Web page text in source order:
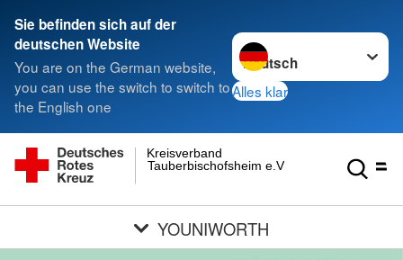
Sie befinden sich auf der
deutschen Website
You are on the German website,
you can use the switch to switch to
the English one
Sprache wechseln zu
Alles klar
Tauberbischofsheim e.V.
Kreisverband
YOUNIWORTH